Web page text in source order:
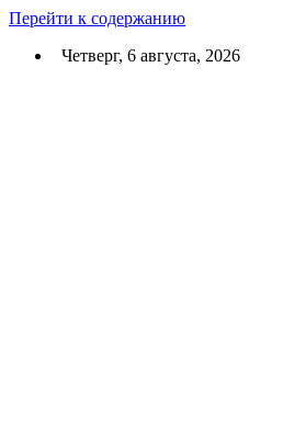
Перейти к содержанию
Четверг, 6 августа, 2026